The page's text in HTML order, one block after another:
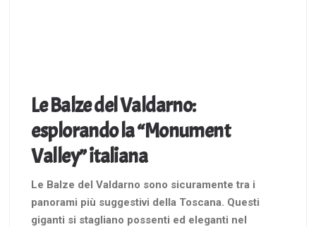
Le Balze del Valdarno:
esplorando la “Monument
Valley” italiana
Le Balze del Valdarno sono sicuramente tra i
panorami più suggestivi della Toscana. Questi
giganti si stagliano possenti ed eleganti nel